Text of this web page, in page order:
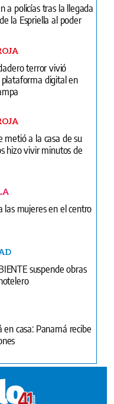
a policías tras la llegada
la Espriella al poder
terror vivió
digital en
metió a la casa de su
hizo vivir minutos de
las mujeres en el centro
suspende obras
en casa: Panamá recibe